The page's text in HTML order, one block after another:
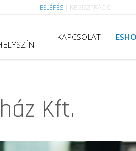
BELÉPÉS REGISZTRÁCIÓ
KAPCSOLAT
Kft.